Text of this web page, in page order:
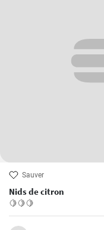
Sauver
Nids de citron
🍋🍋🍋